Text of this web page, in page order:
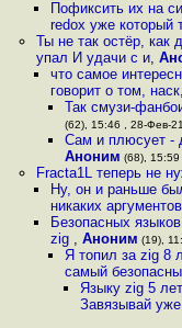
Пофиксить их на
redox уже который
Ты не так остёр, как
упал И удачи с и,
что самое
говорит о том, наск,
Так смузи-
(62), 15:46 , 28-Фев-
Сам и плюсует -
Аноним (68),
Fracta1L теперь не
Ну, он и раньше
никаких
Безопасных
zig , Аноним (19),
Я топил за zig 8
самый
Языку zig 5
Завязывай